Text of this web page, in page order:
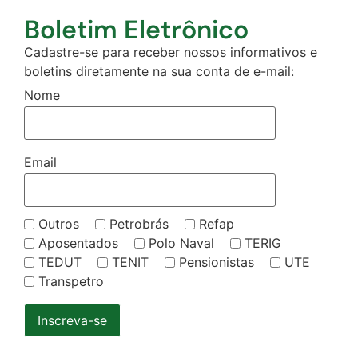
Boletim Eletrônico
Cadastre-se para receber nossos informativos e
boletins diretamente na sua conta de e-mail:
Nome
Email
Outros Petrobrás
Refap
Aposentados
Polo Naval
TERIG
TEDUT
TENIT Pensionistas
UTE
Transpetro
Inscreva-se